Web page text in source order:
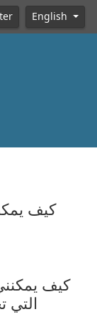
English
كيف